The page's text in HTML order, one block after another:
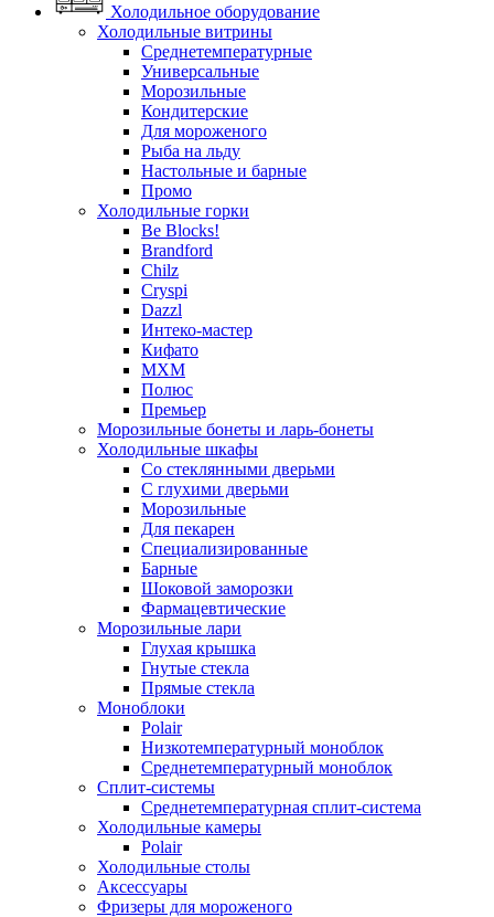
Холодильное оборудование
Холодильные витрины
Среднетемпературные
Универсальные
Морозильные
Кондитерские
Для мороженого
Рыба на льду
Настольные и барные
Промо
Холодильные горки
Be Blocks!
Brandford
Chilz
Cryspi
Dazzl
Интеко-мастер
Кифато
МХМ
Полюс
Премьер
Морозильные бонеты и ларь-бонеты
Холодильные шкафы
Со стеклянными дверьми
С глухими дверьми
Морозильные
Для пекарен
Специализированные
Барные
Шоковой заморозки
Фармацевтические
Морозильные лари
Глухая крышка
Гнутые стекла
Прямые стекла
Моноблоки
Polair
Низкотемпературный моноблок
Среднетемпературный моноблок
Сплит-системы
Среднетемпературная сплит-система
Холодильные камеры
Polair
Холодильные столы
Аксессуары
Фризеры для мороженого